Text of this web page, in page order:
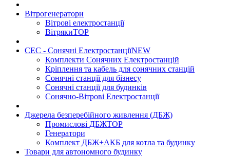
Вітрогенератори
Вітрові електростанції
ВітрякиTOP
СЕС - Сонячні ЕлектростанціїNEW
Комплекти Сонячних Електростанцій
Кріплення та кабель для сонячних станцій
Сонячні станції для бізнесу
Сонячні станції для будинків
Сонячно-Вітрові Електростанції
Джерела безперебійного живлення (ДБЖ)
Промислові ДБЖTOP
Генератори
Комплект ДБЖ+АКБ для котла та будинку
Товари для автономного будинку